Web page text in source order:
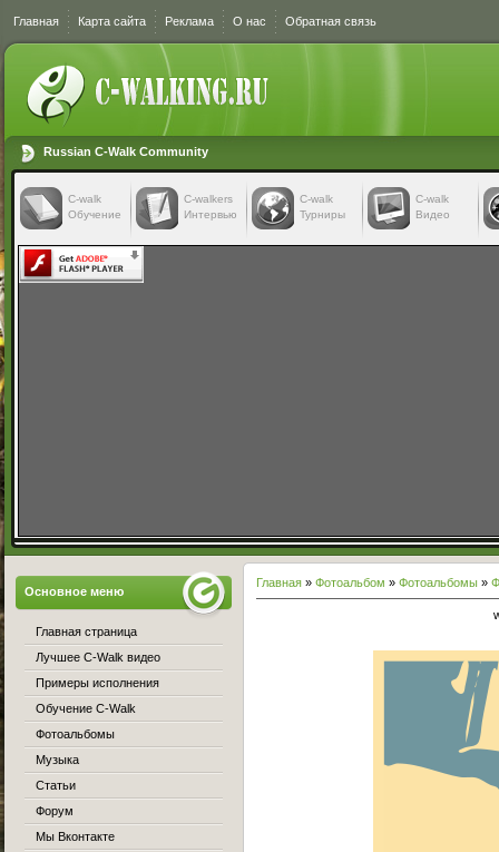
Главная Карта сайта Реклама О нас Обратная связь
Russian C-Walk Community
C-walk
Обучение
C-walkers
Интервью
С-walk
Турниры
С-walk
Видео
Главная » Фотоальбом » Фотоальбомы »
Основное меню
Главная страница
Лучшее C-Walk видео
Примеры исполнения
Обучение C-Walk
Фотоальбомы
Музыка
Статьи
Форум
Мы Вконтакте